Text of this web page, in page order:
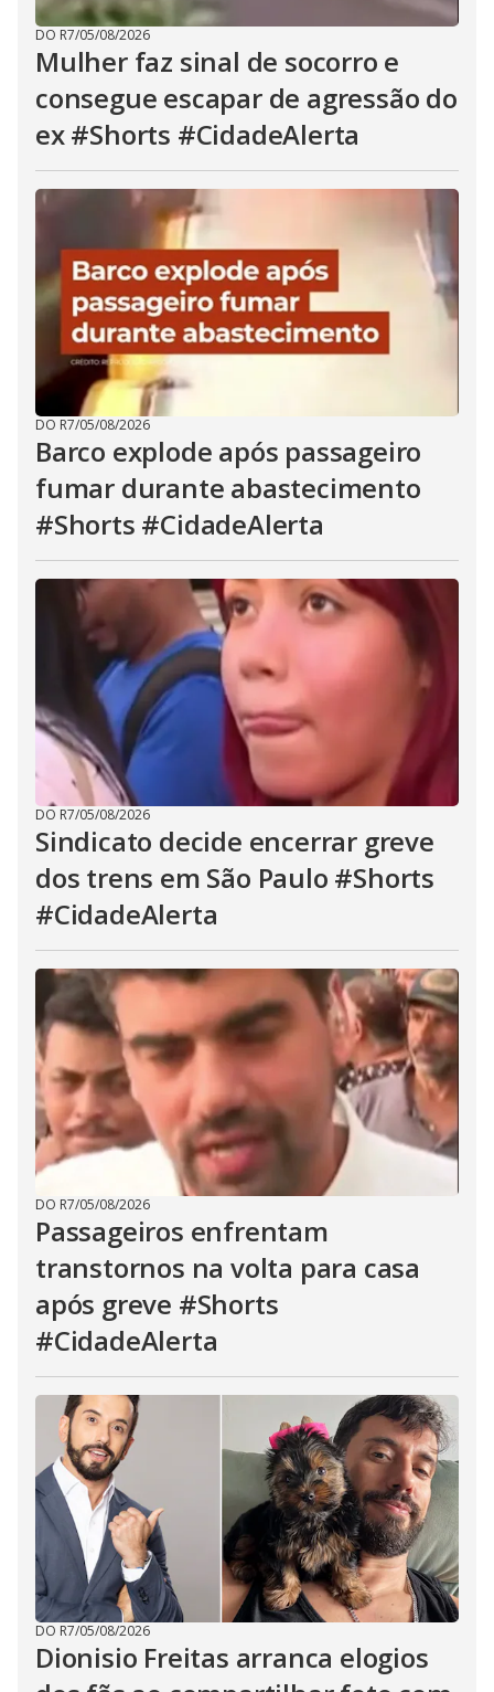
DO R7/05/08/2026
Mulher faz sinal de socorro e
consegue escapar de agressão do
ex #Shorts #CidadeAlerta
DO R7/05/08/2026
Barco explode após passageiro
fumar durante abastecimento
#Shorts #CidadeAlerta
DO R7/05/08/2026
Sindicato decide encerrar greve
dos trens em São Paulo #Shorts
#CidadeAlerta
DO R7/05/08/2026
Passageiros enfrentam
transtornos na volta para casa
após greve #Shorts
#CidadeAlerta
DO R7/05/08/2026
Dionisio Freitas arranca elogios